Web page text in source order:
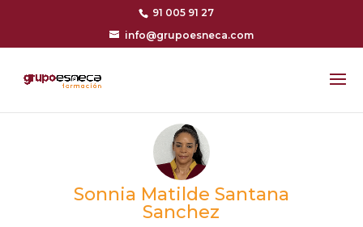
91 005 91 27
info@grupoesneca.com
Sonnia Matilde Santana
Sanchez